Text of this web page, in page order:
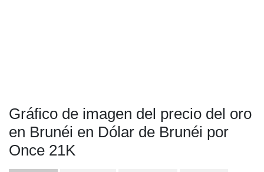
Gráfico de imagen del precio del oro
en Brunéi en Dólar de Brunéi por
Once 21K